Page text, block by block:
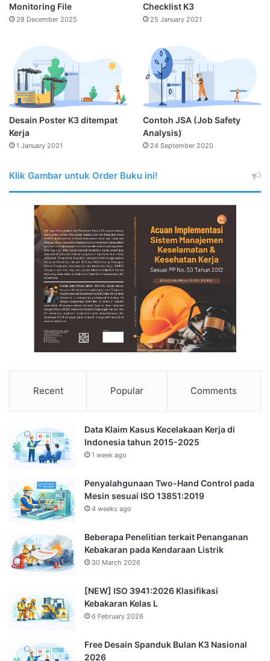
Monitoring File
28 December 2025
Checklist K3
25 January 2021
Desain Poster K3 ditempat
Kerja
1 January 2021
Contoh JSA (Job Safety
Analysis)
24 September 2020
Klik Gambar untuk Order Buku ini!
Recent Popular Comments
Data Klaim Kasus Kecelakaan Kerja di
Indonesia tahun 2015-2025
1 week ago
Penyalahgunaan Two-Hand Control pada
Mesin sesuai ISO 13851:2019
4 weeks ago
Beberapa Penelitian terkait Penanganan
Kebakaran pada Kendaraan Listrik
30 March 2026
[NEW] ISO 3941:2026 Klasifikasi
Kebakaran Kelas L
6 February 2026
Free Desain Spanduk Bulan K3 Nasional
2026